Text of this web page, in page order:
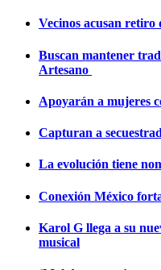
Vecinos acusan
Buscan mantener
Artesano
Apoyarán a mujeres
Capturan a
La evolución tiene
Conexión México
Karol G llega a su
musical